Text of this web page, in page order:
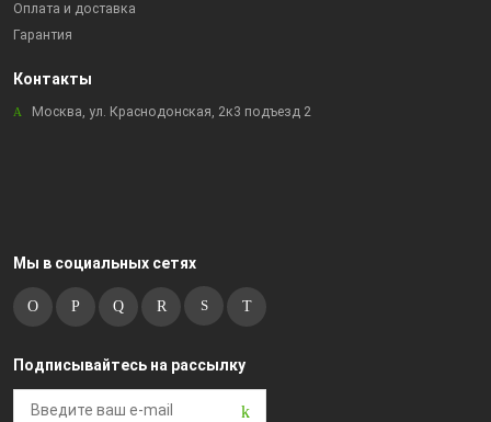
Оплата и доставка
Гарантия
Контакты
Москва, ул. Краснодонская, 2к3 подъезд 2
Мы в социальных сетях
Подписывайтесь на рассылку